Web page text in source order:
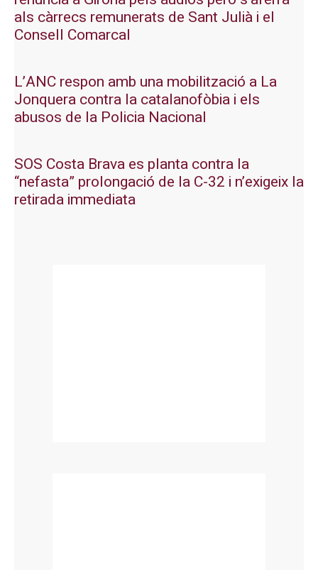
als càrrecs remunerats de Sant Julià i el
Consell Comarcal
L’ANC respon amb una mobilització a La
Jonquera contra la catalanofòbia i els
abusos de la Policia Nacional
SOS Costa Brava es planta contra la
“nefasta” prolongació de la C-32 i n’exigeix la
retirada immediata